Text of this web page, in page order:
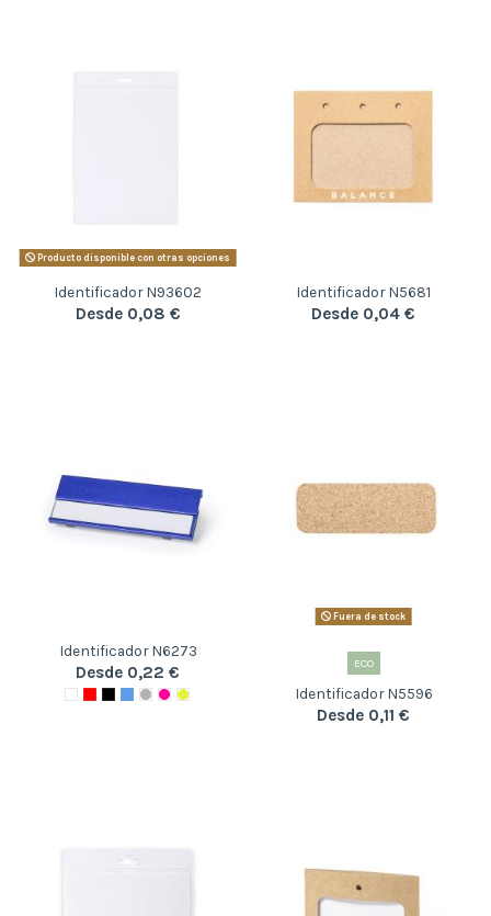
Producto disponible con otras opciones
Identificador N93602
Desde 0,08 €
Identificador N5681
Desde 0,04 €
Identificador N6273
Desde 0,22 €
Fuera de stock
ECO
Identificador N5596
Desde 0,11 €